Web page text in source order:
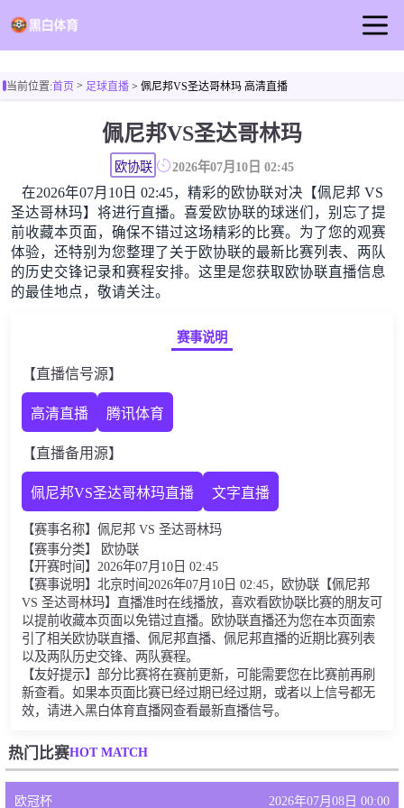
足球新闻
当前位置:首页> 足球直播> 佩尼邦VS圣达哥林玛 高清直播
佩尼邦VS圣达哥林玛
欧协联 2026年07月10日 02:45
在2026年07月10日 02:45，精彩的欧协联对决【佩尼邦 VS
圣达哥林玛】将进行直播。喜爱欧协联的球迷们，别忘了提
前收藏本页面，确保不错过这场精彩的比赛。为了您的观赛
体验，还特别为您整理了关于欧协联的最新比赛列表、两队
的历史交锋记录和赛程安排。这里是您获取欧协联直播信息
的最佳地点，敬请关注。
赛事说明
【直播信号源】
高清直播 腾讯体育
【直播备用源】
佩尼邦VS圣达哥林玛直播 文字直播
【赛事名称】佩尼邦 VS 圣达哥林玛
【赛事分类】 欧协联
【开赛时间】2026年07月10日 02:45
【赛事说明】北京时间2026年07月10日 02:45，欧协联【佩尼邦
VS 圣达哥林玛】直播准时在线播放，喜欢看欧协联比赛的朋友可
以提前收藏本页面以免错过直播。欧协联直播还为您在本页面索
引了相关欧协联直播、佩尼邦直播、佩尼邦直播的近期比赛列表
以及两队历史交锋、两队赛程。
【友好提示】部分比赛将在赛前更新，可能需要您在比赛前再刷
新查看。如果本页面比赛已经过期已经过期，或者以上信号都无
效，请进入黑白体育直播网查看最新直播信号。
热门比赛HOT MATCH
欧冠杯 2026年07月08日 00:00